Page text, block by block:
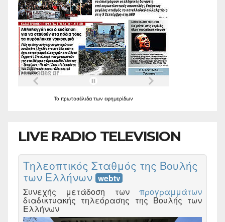
Τα πρωτοσέλιδα των εφημερίδων
LIVE RADIO TELEVISION